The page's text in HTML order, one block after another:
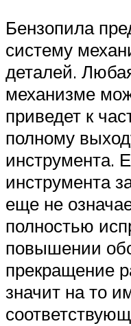
Бензопила
систему
деталей.
механизме
приведет к
полному
инструмента.
инструмента
еще не
полностью
повышении
прекращение
значит на то